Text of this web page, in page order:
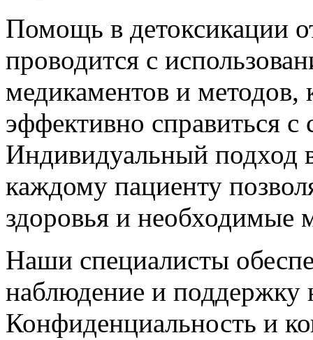
Помощь в детоксикации
проводится с
медикаментов и
эффективно справиться
Индивидуальный подход
каждому пациенту
здоровья и необходимые
Наши специалисты
наблюдение и поддержку
Конфиденциальность и